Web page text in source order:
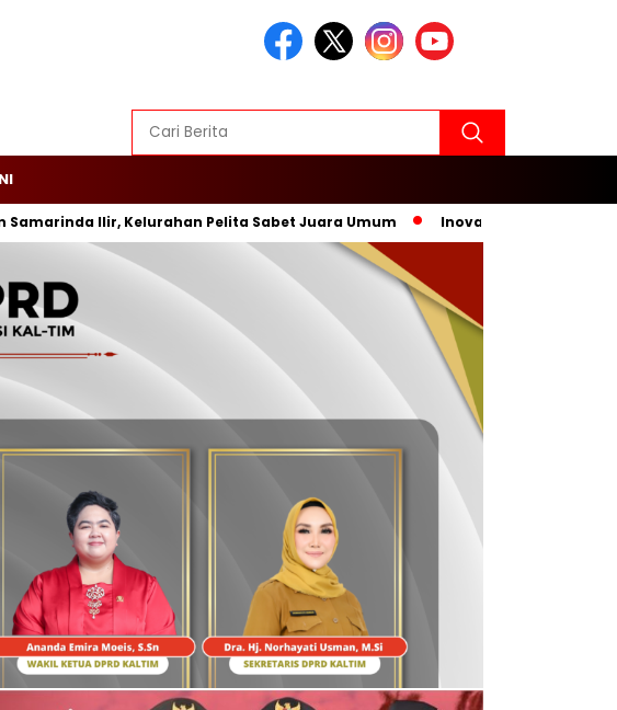
Ilir, Kelurahan Pelita Sabet Juara Umum Inovasi Baru, Wali Kota Sebut